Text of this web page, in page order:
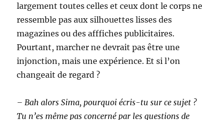
largement toutes celles et ceux dont le corps ne
ressemble pas aux silhouettes lisses des
magazines ou des afffiches publicitaires.
Pourtant, marcher ne devrait pas être une
injonction, mais une expérience. Et si l’on
changeait de regard ?
– Bah alors Sima, pourquoi écris-tu sur ce sujet ?
Tu n’es même pas concerné par les questions de